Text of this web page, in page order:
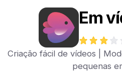
Em
Criação fácil de vídeos |
pequenas